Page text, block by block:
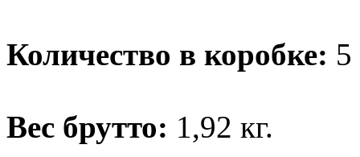
Количество в коробке:
Вес брутто: 1,92 кг.